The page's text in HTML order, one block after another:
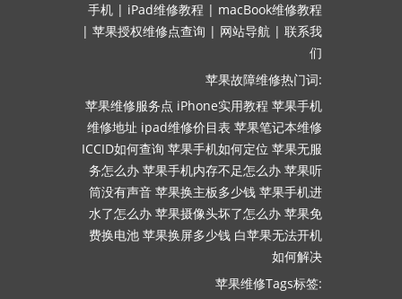
手机 | iPad维修教程 | macBook维修教程
| 苹果授权维修点查询 | 网站导航 | 联系我
们
苹果故障维修热门词:
苹果维修服务点 iPhone实用教程 苹果手机
维修地址 ipad维修价目表 苹果笔记本维修
ICCID如何查询 苹果手机如何定位 苹果无服
务怎么办 苹果手机内存不足怎么办 苹果听
筒没有声音 苹果换主板多少钱 苹果手机进
水了怎么办 苹果摄像头坏了怎么办 苹果免
费换电池 苹果换屏多少钱 白苹果无法开机
如何解决
苹果维修Tags标签: